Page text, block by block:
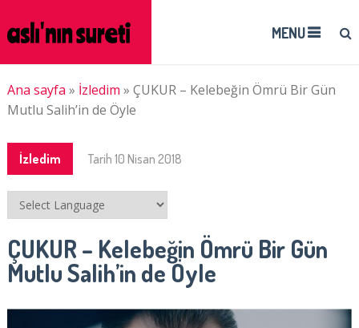
MENU
Ana sayfa » İzledim » ÇUKUR – Kelebeğin Ömrü Bir Gün
Mutlu Salih’in de Öyle
İzledim Tarih 10 Nisan 2018
ÇUKUR – Kelebeğin Ömrü Bir Gün
Mutlu Salih’in de Öyle